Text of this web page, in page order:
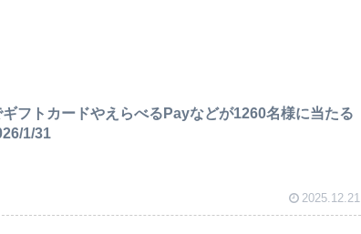
フトカードやえらべるPayなどが1260名様に当たる
1/31
2025.12.21